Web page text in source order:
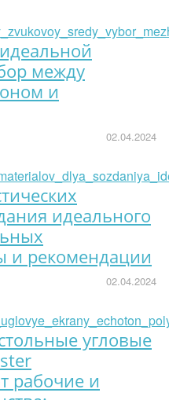
между
и
02.04.2024
идеального
и рекомендации
02.04.2024
угловые
рабочие и